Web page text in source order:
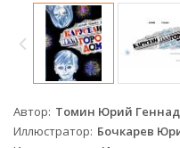
Автор Томин Юрий
Иллюстратор Бочкарев